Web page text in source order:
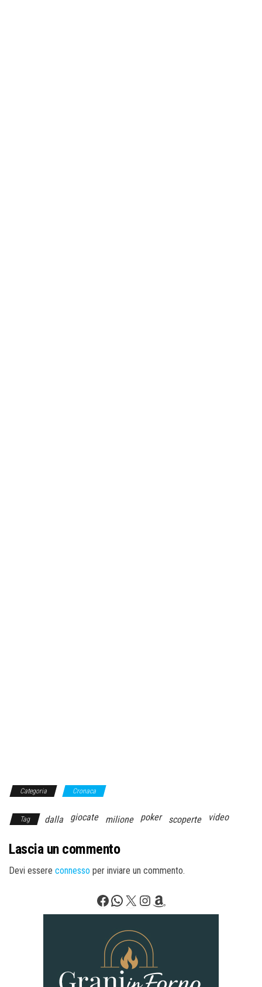
Categoria Cronaca
Tag dalla giocate milione poker scoperte video
Lascia un commento
Devi essere connesso per inviare un commento.
Facebook
WhatsApp
X Instagram
Amazon